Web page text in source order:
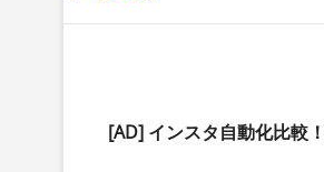
[AD] インスタ自動化比較